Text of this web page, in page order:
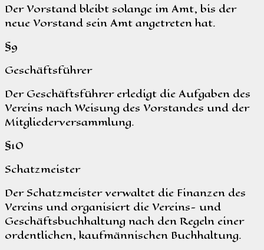
Der Vorstand bleibt solange im Amt, bis der
neue Vorstand sein Amt angetreten hat.
§9
Geschäftsführer
Der Geschäftsführer erledigt die Aufgaben des
Vereins nach Weisung des Vorstandes und der
Mitgliederversammlung.
§10
Schatzmeister
Der Schatzmeister verwaltet die Finanzen des
Vereins und organisiert die Vereins- und
Geschäftsbuchhaltung nach den Regeln einer
ordentlichen, kaufmännischen Buchhaltung.